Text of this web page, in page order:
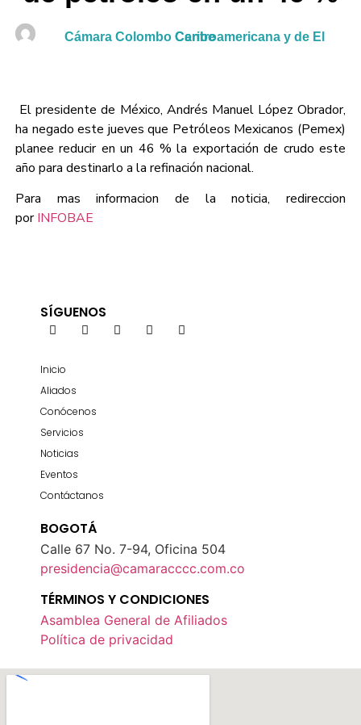
Cámara Colombo Centroamericana y de El Caribe
El presidente de México, Andrés Manuel López Obrador,
ha negado este jueves que Petróleos Mexicanos (Pemex)
planee reducir en un 46 % la exportación de crudo este
año para destinarlo a la refinación nacional.
Para mas informacion de la noticia, redireccion
porINFOBAE
SÍGUENOS
Inicio
Aliados
Conócenos
Servicios
Noticias
Eventos
Contáctanos
BOGOTÁ
Calle 67 No. 7-94, Oficina 504
presidencia@camaracccc.com.co
TÉRMINOS Y CONDICIONES
Asamblea General de Afiliados
Política de privacidad